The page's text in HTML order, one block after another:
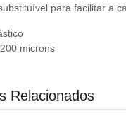
para facilitar a
microns
Relacionados